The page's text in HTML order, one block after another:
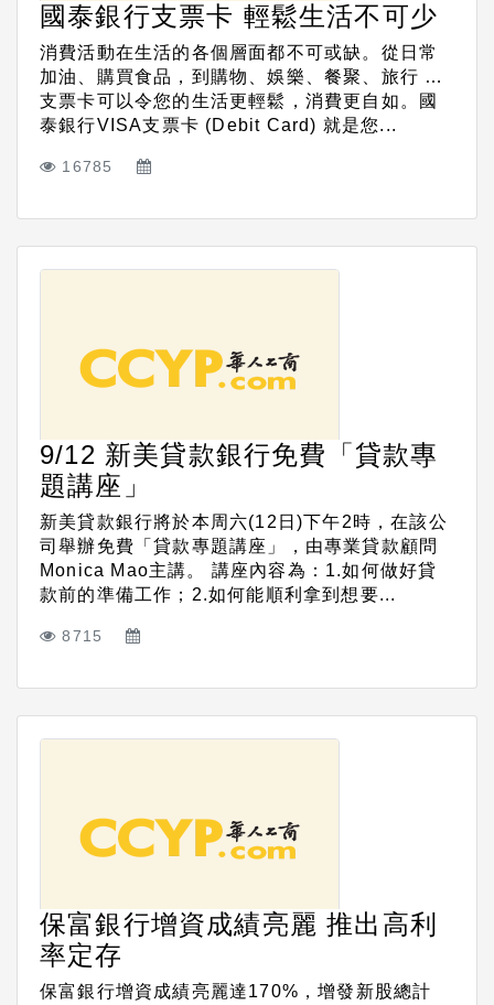
國泰銀行支票卡 輕鬆生活不可少
消費活動在生活的各個層面都不可或缺。從日常
加油、購買食品，到購物、娛樂、餐聚、旅行 …
支票卡可以令您的生活更輕鬆，消費更自如。國
泰銀行VISA支票卡 (Debit Card) 就是您...
16785
9/12 新美貸款銀行免費「貸款專
題講座」
新美貸款銀行將於本周六(12日)下午2時，在該公
司舉辦免費「貸款專題講座」，由專業貸款顧問
Monica Mao主講。 講座內容為：1.如何做好貸
款前的準備工作；2.如何能順利拿到想要...
8715
保富銀行增資成績亮麗 推出高利
率定存
保富銀行增資成績亮麗達170%，增發新股總計